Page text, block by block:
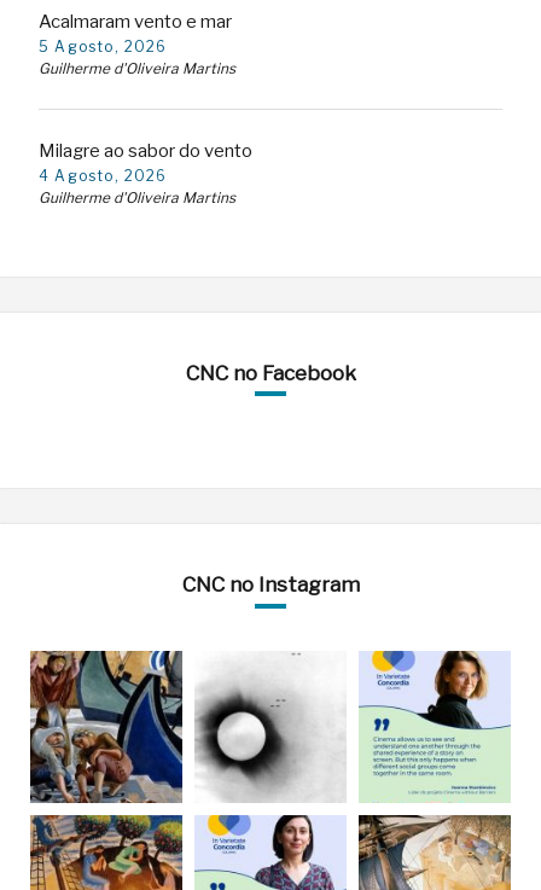
Acalmaram vento e mar
5 Agosto, 2026
Guilherme d'Oliveira Martins
Milagre ao sabor do vento
4 Agosto, 2026
Guilherme d'Oliveira Martins
CNC no Facebook
CNC no Instagram